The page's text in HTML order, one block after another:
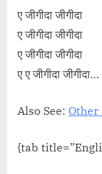
ए जीगीदा जीगीदा
ए जीगीदा जीगीदा
ए जीगीदा जीगीदा
ए ए जीगीदा जीगीदा…
Also See: Other
{tab